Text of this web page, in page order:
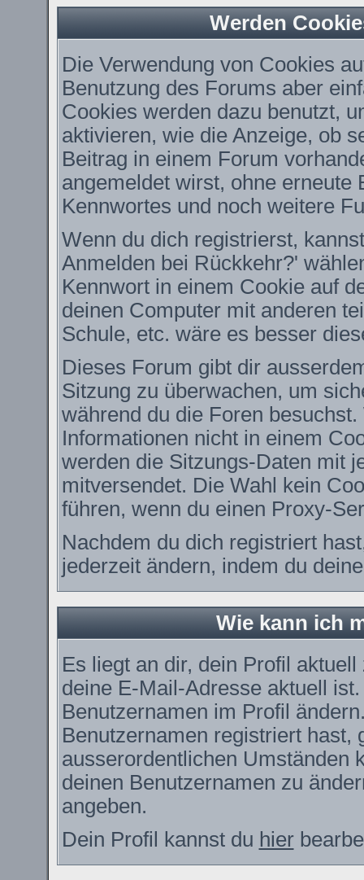
Werden
Die Verwendung von Cookies
Benutzung des Forums aber
Cookies werden dazu benutzt,
aktivieren, wie die Anzeige, ob
Beitrag in einem Forum
angemeldet wirst, ohne erneute
Kennwortes und noch weitere
Wenn du dich registrierst,
Anmelden bei Rückkehr?'
Kennwort in einem Cookie auf
deinen Computer mit anderen
Schule, etc. wäre es besser
Dieses Forum gibt dir
Sitzung zu überwachen, um
während du die Foren
Informationen nicht in einem
werden die Sitzungs-Daten mit
mitversendet. Die Wahl kein
führen, wenn du einen Proxy-
Nachdem du dich registriert
jederzeit ändern, indem du
Wie kann ich
Es liegt an dir, dein Profil
deine E-Mail-Adresse aktuell
Benutzernamen im Profil
Benutzernamen registriert hast,
ausserordentlichen Umständen
deinen Benutzernamen zu
angeben.
Dein Profil kannst du hier